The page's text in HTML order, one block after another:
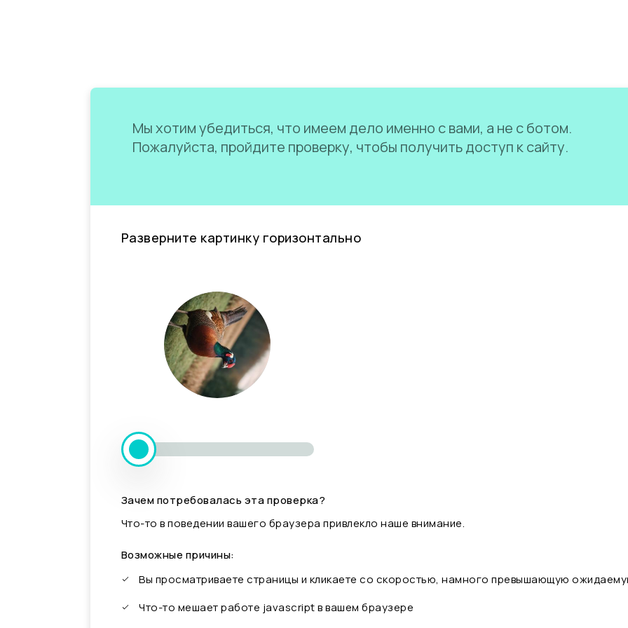
Мы хотим убедиться, что имеем дело именно с вами, а не с ботом.
Пожалуйста, пройдите проверку, чтобы получить доступ к сайту.
Разверните картинку горизонтально
Зачем потребовалась эта проверка?
Что-то в поведении вашего браузера привлекло наше внимание.
Возможные причины:
Вы просматриваете страницы и кликаете со скоростью, намного превышающую
Что-то мешает работе javascript в вашем браузере